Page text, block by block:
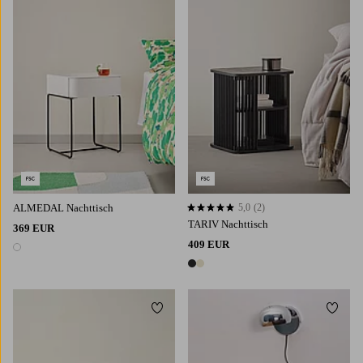
ALMEDAL Nachttisch
369 EUR
1 Farbe
TARIV Nachttisch
409 EUR
2 Farben
5,0 basierend auf 2 Bewertungen
5,0 (2)
Zu Favoriten hinzufügen Zu